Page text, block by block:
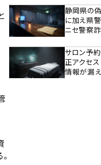
静岡県の
に加え県
ニセ警察
サロン予
正アクセ
情報が漏